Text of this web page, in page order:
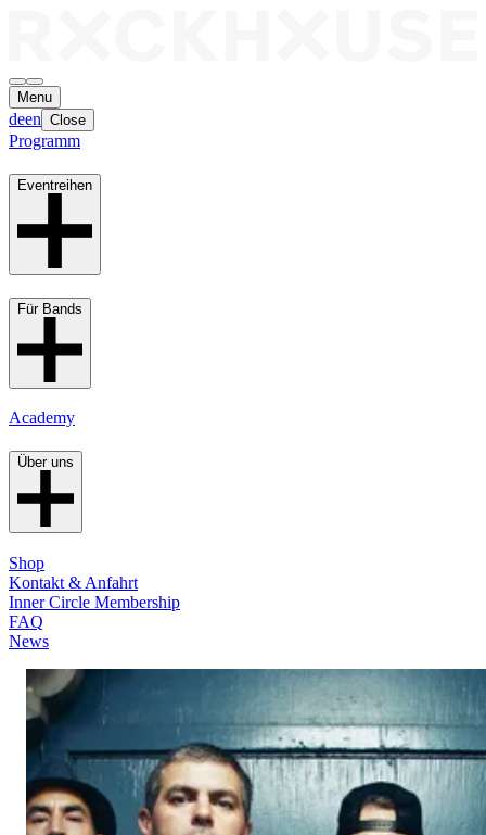
Menu
deen Close
Programm
Eventreihen
Für Bands
Academy
Über uns
Shop
Kontakt & Anfahrt
Inner Circle Membership
FAQ
News